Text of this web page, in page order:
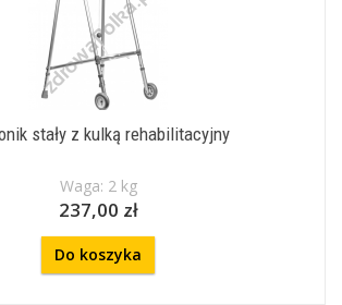
stały z kulką rehabilitacyjny
Waga: 2 kg
237,00 zł
Do koszyka